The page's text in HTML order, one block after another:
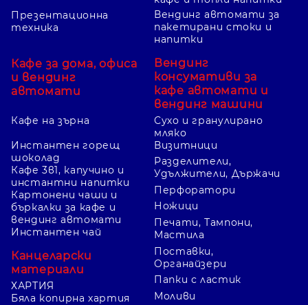
Презентационна
техника
Кафе за дома, офиса
и вендинг
автомати
Кафе на зърна
Вендинг автомати за
пакетирани стоки и
напитки
Вендинг
консумативи за
кафе автомати и
вендинг машини
Сухо и гранулирано
мляко
Инстантен горещ
шоколад
Кафе 3в1, капучино и
инстантни напитки
Картонени чаши и
бъркалки за кафе и
вендинг автомати
Инстантен чай
Канцеларски
материали
ХАРТИЯ
Бяла копирна хартия
Визитници
Разделители,
Удължители, Държачи
Перфоратори
Ножици
Печати, Тампони,
Мастила
Поставки,
Органайзери
Папки с ластик
Моливи